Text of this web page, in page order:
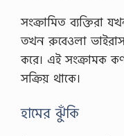
সংক্রামিত ব্যক্তিরা
তখন রুবেওলা ভাইরাস
করে। এই সংক্রামক
সক্রিয় থাকে।
হামের ঝুঁকি